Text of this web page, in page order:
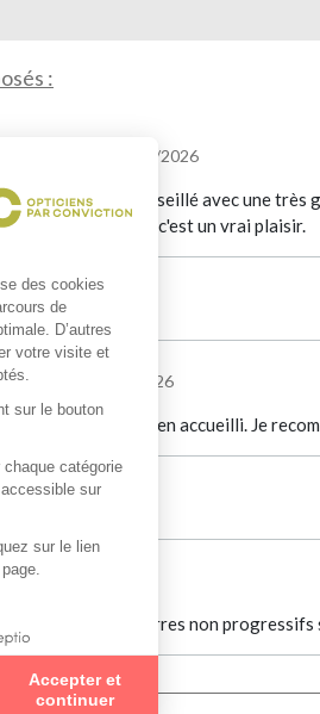
:
le 05/08/2026
très bien conseillé avec une
de nos lunettes, c'est un vrai plaisir.
le 04/07/2026
le 17/05/2026
et toujours très bien accueilli. Je
le 30/04/2026
le 10/04/2026
pour deux verres non progressifs